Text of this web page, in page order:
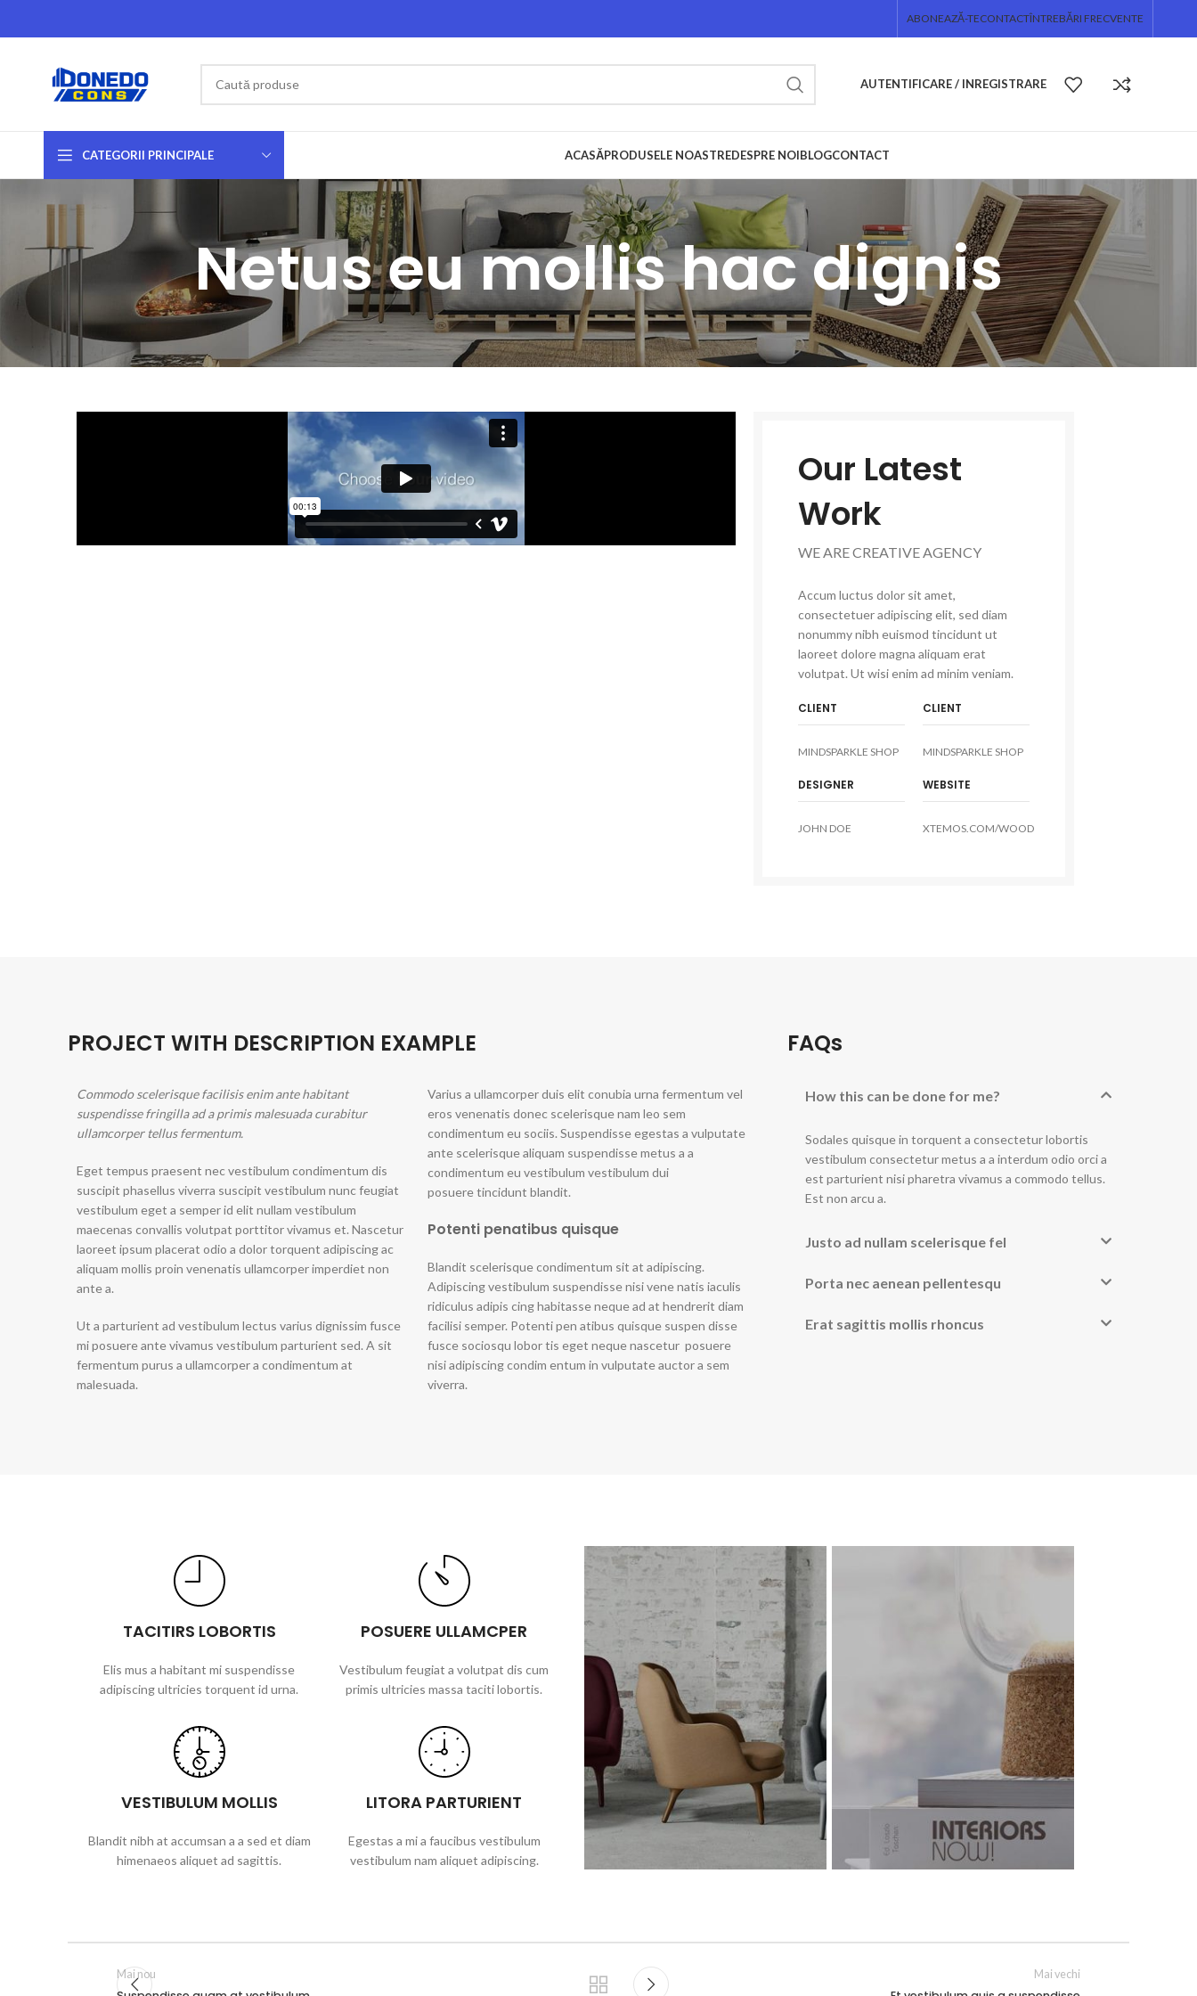
ABONEAZĂ-TECONTACTÎNTREBĂRI FRECVENTE
AUTENTIFICARE / INREGISTRARE
CATEGORII PRINCIPALE ACASĂPRODUSELE NOASTREDESPRE NOIBLOGCONTACT
Netus eu mollis hac dignis
Our Latest
Work
WE ARE CREATIVE AGENCY
Accum luctus dolor sit amet,
consectetuer adipiscing elit, sed diam
nonummy nibh euismod tincidunt ut
laoreet dolore magna aliquam erat
volutpat. Ut wisi enim ad minim veniam.
CLIENT
MINDSPARKLE SHOP
CLIENT
MINDSPARKLE SHOP
DESIGNER
JOHN DOE
WEBSITE
XTEMOS.COM/WOOD
PROJECT WITH DESCRIPTION EXAMPLE
Commodo scelerisque facilisis enim ante habitant
suspendisse fringilla ad a primis malesuada curabitur
ullamcorper tellus fermentum.
Eget tempus praesent nec vestibulum condimentum dis
suscipit phasellus viverra suscipit vestibulum nunc feugiat
vestibulum eget a semper id elit nullam vestibulum
maecenas convallis volutpat porttitor vivamus et. Nascetur
laoreet ipsum placerat odio a dolor torquent adipiscing ac
aliquam mollis proin venenatis ullamcorper imperdiet non
ante a.
Ut a parturient ad vestibulum lectus varius dignissim fusce
mi posuere ante vivamus vestibulum parturient sed. A sit
fermentum purus a ullamcorper a condimentum at
malesuada.
Varius a ullamcorper duis elit conubia urna fermentum vel
eros venenatis donec scelerisque nam leo sem
condimentum eu sociis. Suspendisse egestas a vulputate
ante scelerisque aliquam suspendisse metus a a
condimentum eu vestibulum vestibulum dui
posuere tincidunt blandit.
Potenti penatibus quisque
Blandit scelerisque condimentum sit at adipiscing.
Adipiscing vestibulum suspendisse nisi vene natis iaculis
ridiculus adipis cing habitasse neque ad at hendrerit diam
facilisi semper. Potenti pen atibus quisque suspen disse
fusce sociosqu lobor tis eget neque nascetur posuere
nisi adipiscing condim entum in vulputate auctor a sem
viverra.
FAQs
How this can be done for me?
Sodales quisque in torquent a consectetur lobortis
vestibulum consectetur metus a a interdum odio orci a
est parturient nisi pharetra vivamus a commodo tellus.
Est non arcu a.
Justo ad nullam scelerisque fel
Porta nec aenean pellentesqu
Erat sagittis mollis rhoncus
TACITIRS LOBORTIS
Elis mus a habitant mi suspendisse
adipiscing ultricies torquent id urna.
VESTIBULUM MOLLIS
Blandit nibh at accumsan a a sed et diam
himenaeos aliquet ad sagittis.
POSUERE ULLAMCPER
Vestibulum feugiat a volutpat dis cum
primis ultricies massa taciti lobortis.
LITORA PARTURIENT
Egestas a mi a faucibus vestibulum
vestibulum nam aliquet adipiscing.
Mai nou Mai vechi